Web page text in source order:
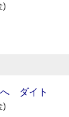
)
へ ダイト
)